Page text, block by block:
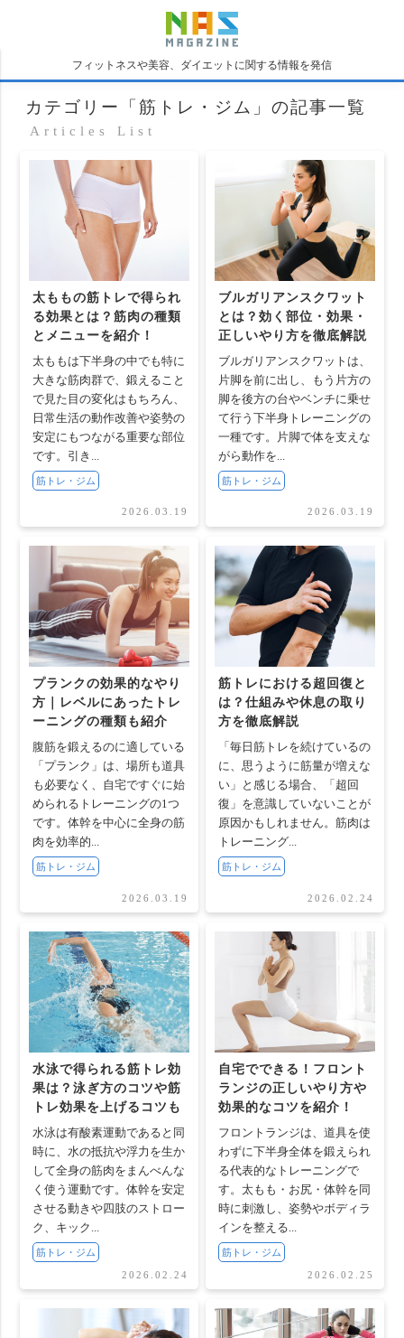
フィットネスや美容、ダイエットに関する情報を発信
カテゴリー「筋トレ・ジム」の記事一覧
Articles List
太ももの筋トレで得られ
る効果とは？筋肉の種類
とメニューを紹介！
太ももは下半身の中でも特に
大きな筋肉群で、鍛えること
で見た目の変化はもちろん、
日常生活の動作改善や姿勢の
安定にもつながる重要な部位
です。引き...
筋トレ・ジム
2026.03.19
ブルガリアンスクワット
とは？効く部位・効果・
正しいやり方を徹底解説
ブルガリアンスクワットは、
片脚を前に出し、もう片方の
脚を後方の台やベンチに乗せ
て行う下半身トレーニングの
一種です。片脚で体を支えな
がら動作を...
筋トレ・ジム
2026.03.19
プランクの効果的なやり
方｜レベルにあったトレ
ーニングの種類も紹介
腹筋を鍛えるのに適している
「プランク」は、場所も道具
も必要なく、自宅ですぐに始
められるトレーニングの1つ
です。体幹を中心に全身の筋
肉を効率的...
筋トレ・ジム
2026.03.19
筋トレにおける超回復と
は？仕組みや休息の取り
方を徹底解説
「毎日筋トレを続けているの
に、思うように筋量が増えな
い」と感じる場合、「超回
復」を意識していないことが
原因かもしれません。筋肉は
トレーニング...
筋トレ・ジム
2026.02.24
水泳で得られる筋トレ効
果は？泳ぎ方のコツや筋
トレ効果を上げるコツも
水泳は有酸素運動であると同
時に、水の抵抗や浮力を生か
して全身の筋肉をまんべんな
く使う運動です。体幹を安定
させる動きや四肢のストロー
ク、キック...
筋トレ・ジム
2026.02.24
自宅でできる！フロント
ランジの正しいやり方や
効果的なコツを紹介！
フロントランジは、道具を使
わずに下半身全体を鍛えられ
る代表的なトレーニングで
す。太もも・お尻・体幹を同
時に刺激し、姿勢やボディラ
インを整える...
筋トレ・ジム
2026.02.25